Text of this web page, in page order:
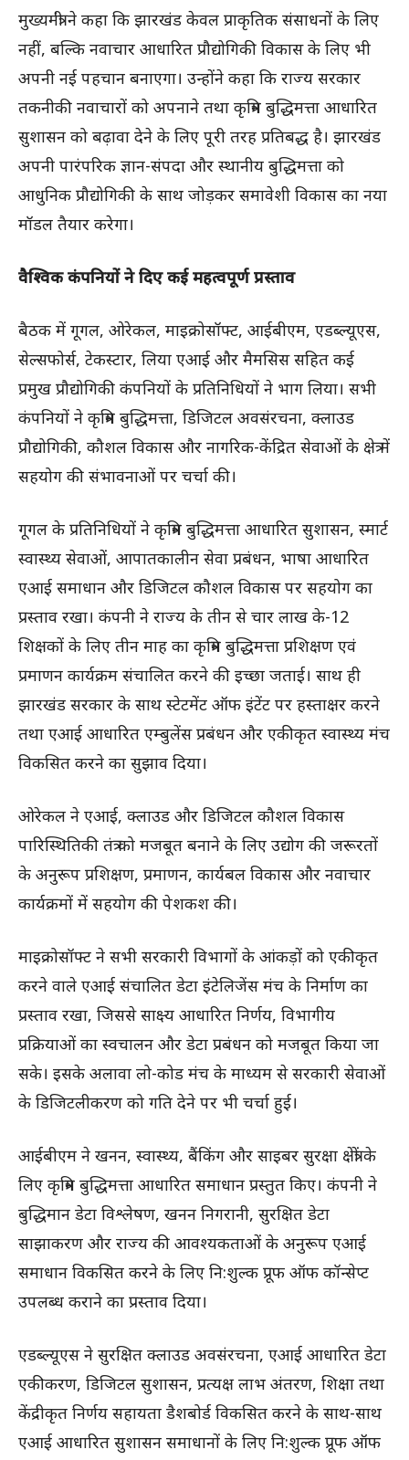
मुख्यमंत्री ने कहा कि झारखंड केवल प्राकृतिक संसाधनों के लिए
नहीं, बल्कि नवाचार आधारित प्रौद्योगिकी विकास के लिए भी
अपनी नई पहचान बनाएगा। उन्होंने कहा कि राज्य सरकार
तकनीकी नवाचारों को अपनाने तथा कृत्रिम बुद्धिमत्ता आधारित
सुशासन को बढ़ावा देने के लिए पूरी तरह प्रतिबद्ध है। झारखंड
अपनी पारंपरिक ज्ञान-संपदा और स्थानीय बुद्धिमत्ता को
आधुनिक प्रौद्योगिकी के साथ जोड़कर समावेशी विकास का नया
मॉडल तैयार करेगा।
वैश्विक कंपनियों ने दिए कई महत्वपूर्ण प्रस्ताव
बैठक में गूगल, ओरेकल, माइक्रोसॉफ्ट, आईबीएम, एडब्ल्यूएस,
सेल्सफोर्स, टेकस्टार, लिया एआई और मैमसिस सहित कई
प्रमुख प्रौद्योगिकी कंपनियों के प्रतिनिधियों ने भाग लिया। सभी
कंपनियों ने कृत्रिम बुद्धिमत्ता, डिजिटल अवसंरचना, क्लाउड
प्रौद्योगिकी, कौशल विकास और नागरिक-केंद्रित सेवाओं के क्षेत्र में
सहयोग की संभावनाओं पर चर्चा की।
गूगल के प्रतिनिधियों ने कृत्रिम बुद्धिमत्ता आधारित सुशासन, स्मार्ट
स्वास्थ्य सेवाओं, आपातकालीन सेवा प्रबंधन, भाषा आधारित
एआई समाधान और डिजिटल कौशल विकास पर सहयोग का
प्रस्ताव रखा। कंपनी ने राज्य के तीन से चार लाख के-12
शिक्षकों के लिए तीन माह का कृत्रिम बुद्धिमत्ता प्रशिक्षण एवं
प्रमाणन कार्यक्रम संचालित करने की इच्छा जताई। साथ ही
झारखंड सरकार के साथ स्टेटमेंट ऑफ इंटेंट पर हस्ताक्षर करने
तथा एआई आधारित एम्बुलेंस प्रबंधन और एकीकृत स्वास्थ्य मंच
विकसित करने का सुझाव दिया।
ओरेकल ने एआई, क्लाउड और डिजिटल कौशल विकास
पारिस्थितिकी तंत्र को मजबूत बनाने के लिए उद्योग की जरूरतों
के अनुरूप प्रशिक्षण, प्रमाणन, कार्यबल विकास और नवाचार
कार्यक्रमों में सहयोग की पेशकश की।
माइक्रोसॉफ्ट ने सभी सरकारी विभागों के आंकड़ों को एकीकृत
करने वाले एआई संचालित डेटा इंटेलिजेंस मंच के निर्माण का
प्रस्ताव रखा, जिससे साक्ष्य आधारित निर्णय, विभागीय
प्रक्रियाओं का स्वचालन और डेटा प्रबंधन को मजबूत किया जा
सके। इसके अलावा लो-कोड मंच के माध्यम से सरकारी सेवाओं
के डिजिटलीकरण को गति देने पर भी चर्चा हुई।
आईबीएम ने खनन, स्वास्थ्य, बैंकिंग और साइबर सुरक्षा क्षेत्रों के
लिए कृत्रिम बुद्धिमत्ता आधारित समाधान प्रस्तुत किए। कंपनी ने
बुद्धिमान डेटा विश्लेषण, खनन निगरानी, सुरक्षित डेटा
साझाकरण और राज्य की आवश्यकताओं के अनुरूप एआई
समाधान विकसित करने के लिए नि:शुल्क प्रूफ ऑफ कॉन्सेप्ट
उपलब्ध कराने का प्रस्ताव दिया।
एडब्ल्यूएस ने सुरक्षित क्लाउड अवसंरचना, एआई आधारित डेटा
एकीकरण, डिजिटल सुशासन, प्रत्यक्ष लाभ अंतरण, शिक्षा तथा
केंद्रीकृत निर्णय सहायता डैशबोर्ड विकसित करने के साथ-साथ
एआई आधारित सुशासन समाधानों के लिए नि:शुल्क प्रूफ ऑफ